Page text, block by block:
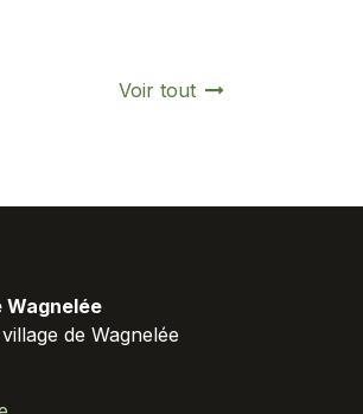
Voir tout
Wagnelée
de Wagnelée